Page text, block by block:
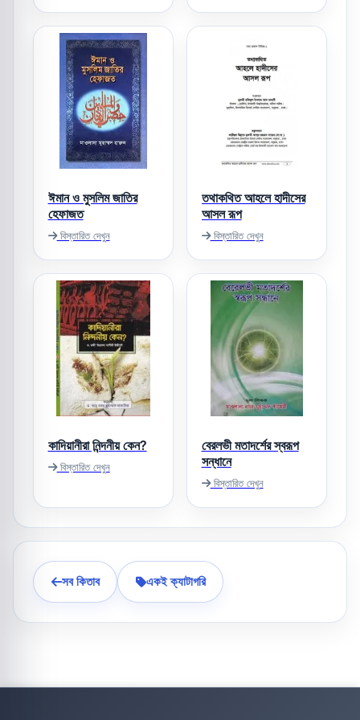
ঈমান ও মুসলিম জাতির
হেফাজত
বিস্তারিত দেখুন
তথাকথিত আহলে হাদীসের
আসল রূপ
বিস্তারিত দেখুন
কাদিয়ানীরা নিন্দনীয় কেন?
বিস্তারিত দেখুন
বেরলভী মতাদর্শের স্বরূপ
সন্ধানে
বিস্তারিত দেখুন
সব কিতাব একই ক্যাটাগরি